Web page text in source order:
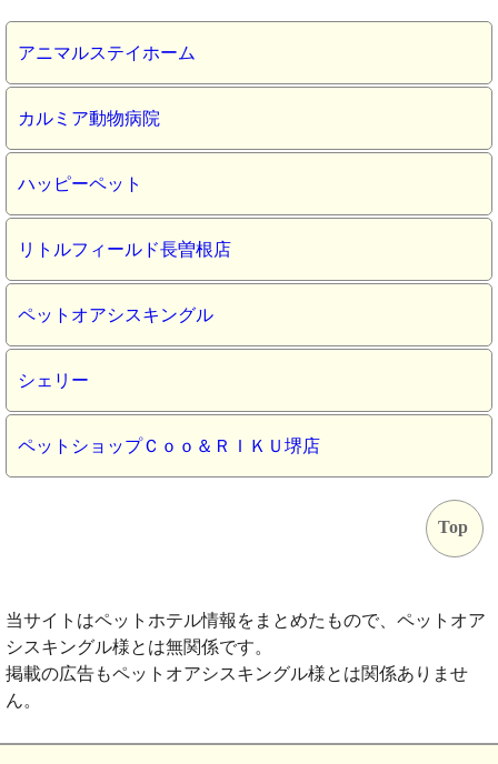
アニマルステイホーム
カルミア動物病院
ハッピーペット
リトルフィールド長曽根店
ペットオアシスキングル
シェリー
ペットショップＣｏｏ＆ＲＩＫＵ堺店
Top
当サイトはペットホテル情報をまとめたもので、ペットオア
シスキングル様とは無関係です。
掲載の広告もペットオアシスキングル様とは関係ありませ
ん。